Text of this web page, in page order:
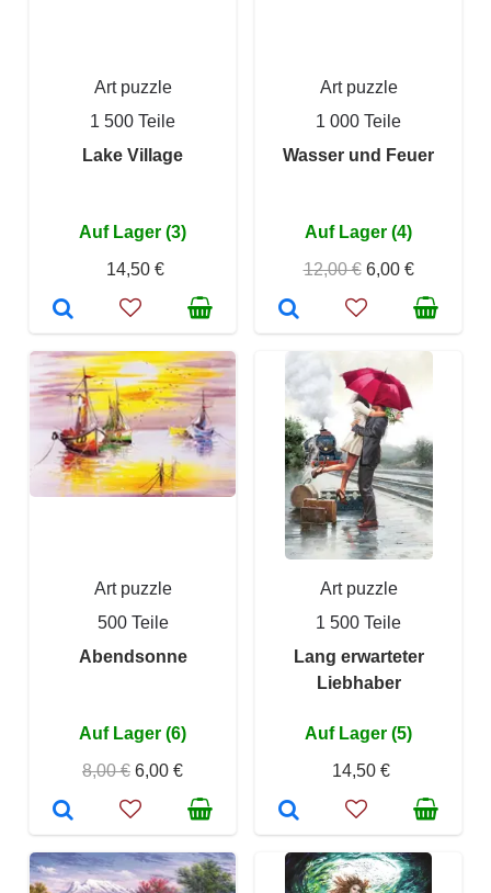
Art puzzle
1 500 Teile
Lake Village
Auf Lager (3)
14,50 €
Art puzzle
1 000 Teile
Wasser und Feuer
Auf Lager (4)
12,00 € 6,00 €
Art puzzle
500 Teile
Abendsonne
Auf Lager (6)
8,00 € 6,00 €
Art puzzle
1 500 Teile
Lang erwarteter
Liebhaber
Auf Lager (5)
14,50 €